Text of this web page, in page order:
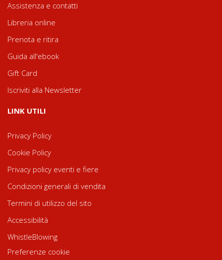
Assistenza e contatti
Libreria online
Prenota e ritira
Guida all'ebook
Gift Card
Iscriviti alla Newsletter
LINK UTILI
Privacy Policy
Cookie Policy
Privacy policy eventi e fiere
Condizioni generali di vendita
Termini di utilizzo del sito
Accessibilità
WhistleBlowing
Preferenze cookie